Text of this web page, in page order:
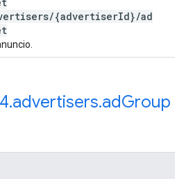
/{advertiserId}/ad
.advertisers.adGroup